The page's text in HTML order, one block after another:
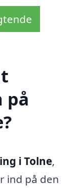
på
i Tolne,
ind på den